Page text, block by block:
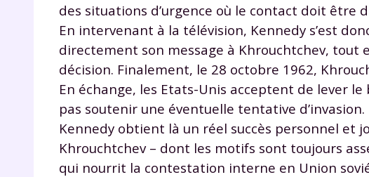
des situations d’urgence où le contact doit être
En intervenant à la télévision, Kennedy s’est
directement son message à Khrouchtchev,
décision. Finalement, le 28 octobre 1962,
En échange, les Etats-Unis acceptent de lever
pas soutenir une éventuelle tentative
Kennedy obtient là un réel succès personnel et
Khrouchtchev – dont les motifs sont toujours
qui nourrit la contestation interne en Union